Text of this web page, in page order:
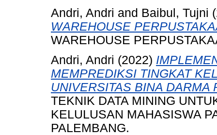
Andri, Andri and Baibul, Tujni
WAREHOUSE
WAREHOUSE
Andri, Andri (2022)
MEMPREDIKSI TINGKAT
UNIVERSITAS BINA DARMA
TEKNIK DATA MINING
KELULUSAN MAHASISWA
PALEMBANG.